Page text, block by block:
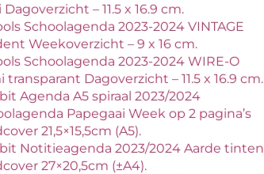
Dagoverzicht – 11.5 x 16.9 cm.
Schoolagenda 2023-2024 VINTAGE
Weekoverzicht – 9 x 16 cm.
Schoolagenda 2023-2024 WIRE-O
transparant Dagoverzicht – 11.5 x 16.9 cm.
Agenda A5 spiraal 2023/2024
Papegaai Week op 2 pagina’s
21,5×15,5cm (A5).
Notitieagenda 2023/2024 Aarde tinten
27×20,5cm (±A4).